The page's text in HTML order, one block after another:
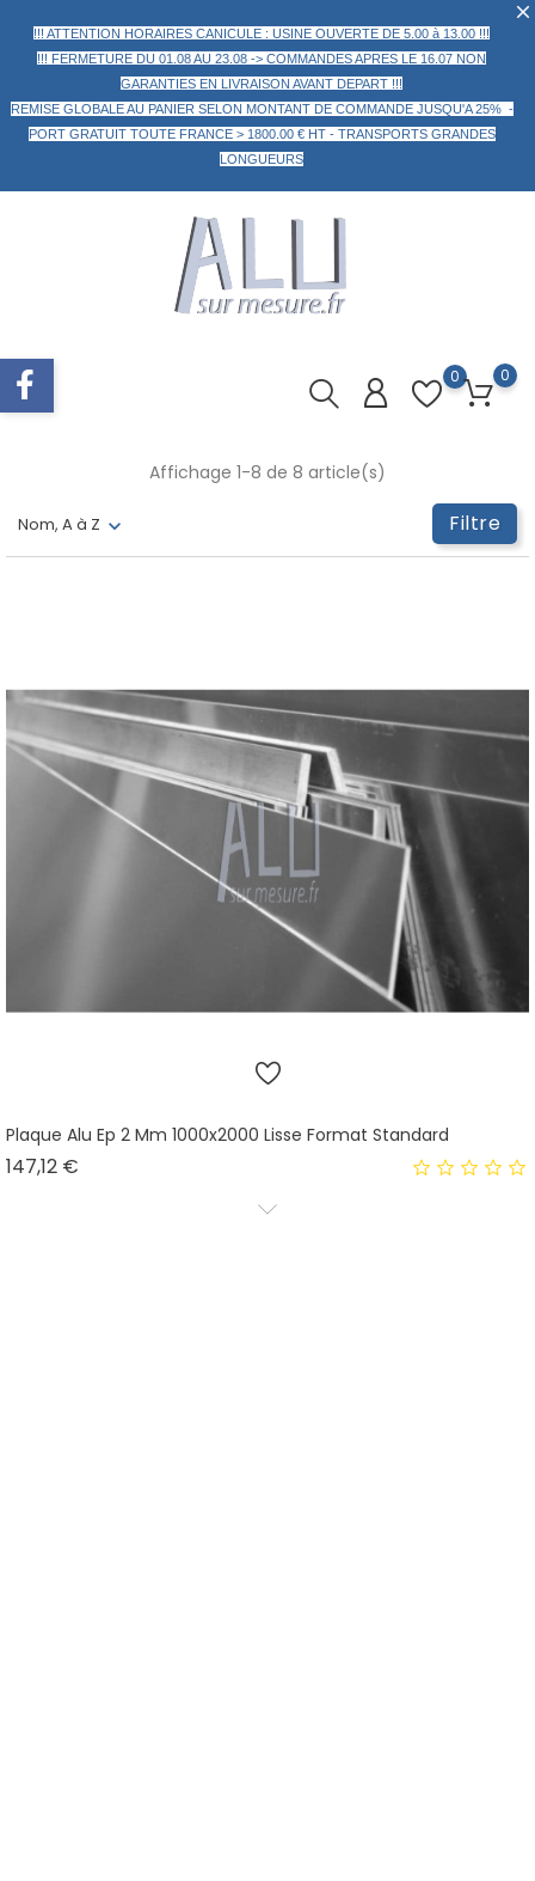
!!! ATTENTION HORAIRES CANICULE : USINE OUVERTE DE 5.00 à 13.00 !!!
!!! FERMETURE DU 01.08 AU 23.08 -> COMMANDES APRES LE 16.07 NON
GARANTIES EN LIVRAISON AVANT DEPART !!!
REMISE GLOBALE AU PANIER SELON MONTANT DE COMMANDE JUSQU'A 25% -
PORT GRATUIT TOUTE FRANCE > 1800.00 € HT - TRANSPORTS GRANDES
LONGUEURS
0 0
Nom, A à Z Filtre
Affichage 1-8 de 8 article(s)
Plaque Alu Ep 2 Mm 1000x2000 Lisse Format Standard
147,12 €